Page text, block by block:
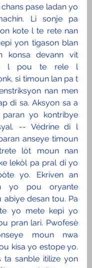
pase ladan yo
Li sonje pa
kote l te rete nan
yon tigason blan
konsa devann vit
l pou te rele l
si timoun lan pa t
nan men
di sa. Aksyon sa a
yo kontribye
-- Védrine di l
anseye timoun
lòt moun nan
lekòl pa pral di yo
yo. Ekriven an
yo pou oryante
desan tou. Pa
yo mete kepi yo
pran lari. Pwofesè
moun nwa
kisa yo estope yo.
ta sanble itilize yon